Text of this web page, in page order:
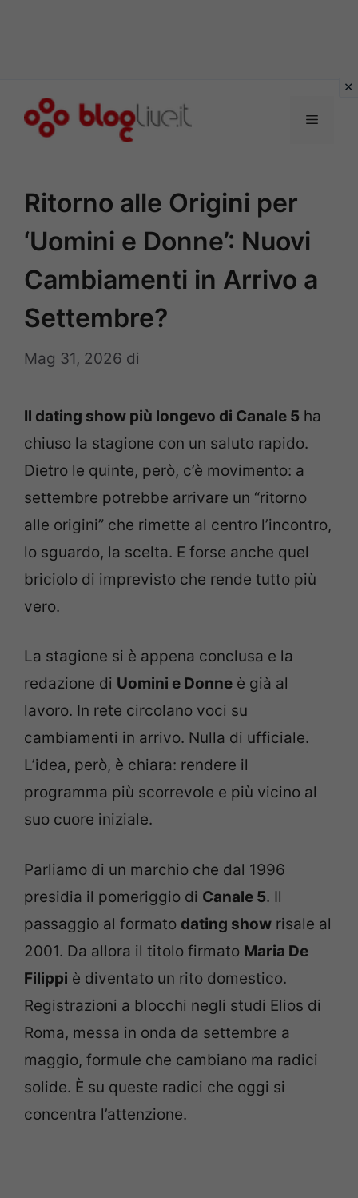
Menu
Ritorno alle Origini per
‘Uomini e Donne’: Nuovi
Cambiamenti in Arrivo a
Settembre?
Mag 31, 2026 di
Il dating show più longevo di Canale 5 ha
chiuso la stagione con un saluto rapido.
Dietro le quinte, però, c’è movimento: a
settembre potrebbe arrivare un “ritorno
alle origini” che rimette al centro l’incontro,
lo sguardo, la scelta. E forse anche quel
briciolo di imprevisto che rende tutto più
vero.
La stagione si è appena conclusa e la
redazione di Uomini e Donne è già al
lavoro. In rete circolano voci su
cambiamenti in arrivo. Nulla di ufficiale.
L’idea, però, è chiara: rendere il
programma più scorrevole e più vicino al
suo cuore iniziale.
Parliamo di un marchio che dal 1996
presidia il pomeriggio di Canale 5. Il
passaggio al formato dating show risale al
2001. Da allora il titolo firmato Maria De
Filippi è diventato un rito domestico.
Registrazioni a blocchi negli studi Elios di
Roma, messa in onda da settembre a
maggio, formule che cambiano ma radici
solide. È su queste radici che oggi si
concentra l’attenzione.